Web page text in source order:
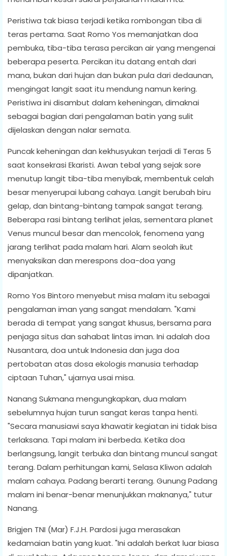
Peristiwa tak biasa terjadi ketika rombongan tiba di
teras pertama. Saat Romo Yos memanjatkan doa
pembuka, tiba-tiba terasa percikan air yang mengenai
beberapa peserta. Percikan itu datang entah dari
mana, bukan dari hujan dan bukan pula dari dedaunan,
mengingat langit saat itu mendung namun kering.
Peristiwa ini disambut dalam keheningan, dimaknai
sebagai bagian dari pengalaman batin yang sulit
dijelaskan dengan nalar semata.
Puncak keheningan dan kekhusyukan terjadi di Teras 5
saat konsekrasi Ekaristi. Awan tebal yang sejak sore
menutup langit tiba-tiba menyibak, membentuk celah
besar menyerupai lubang cahaya. Langit berubah biru
gelap, dan bintang-bintang tampak sangat terang.
Beberapa rasi bintang terlihat jelas, sementara planet
Venus muncul besar dan mencolok, fenomena yang
jarang terlihat pada malam hari. Alam seolah ikut
menyaksikan dan merespons doa-doa yang
dipanjatkan.
Romo Yos Bintoro menyebut misa malam itu sebagai
pengalaman iman yang sangat mendalam. "Kami
berada di tempat yang sangat khusus, bersama para
penjaga situs dan sahabat lintas iman. Ini adalah doa
Nusantara, doa untuk Indonesia dan juga doa
pertobatan atas dosa ekologis manusia terhadap
ciptaan Tuhan," ujarnya usai misa.
Nanang Sukmana mengungkapkan, dua malam
sebelumnya hujan turun sangat keras tanpa henti.
"Secara manusiawi saya khawatir kegiatan ini tidak bisa
terlaksana. Tapi malam ini berbeda. Ketika doa
berlangsung, langit terbuka dan bintang muncul sangat
terang. Dalam perhitungan kami, Selasa Kliwon adalah
malam cahaya. Padang berarti terang. Gunung Padang
malam ini benar-benar menunjukkan maknanya," tutur
Nanang.
Brigjen TNI (Mar) F.J.H. Pardosi juga merasakan
kedamaian batin yang kuat. "Ini adalah berkat luar biasa